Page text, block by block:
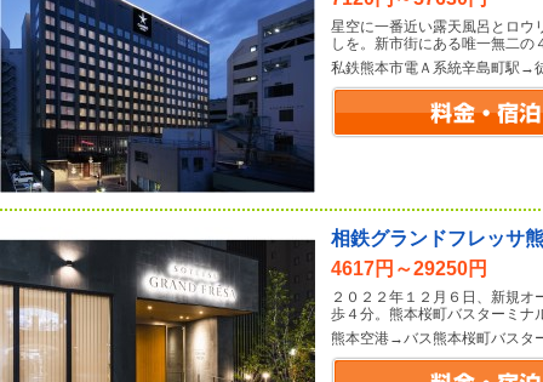
星空に一番近い露天風呂とロウ
しを。新市街にある唯一無二の
私鉄熊本市電Ａ系統辛島町駅→
相鉄グランドフレッサ
4617円～29250円
２０２２年１２月６日、新規
歩４分。熊本桜町バスターミナ
熊本空港→バス熊本桜町バスタ